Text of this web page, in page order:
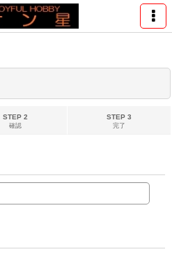
STEP 2
確認
STEP 3
完了